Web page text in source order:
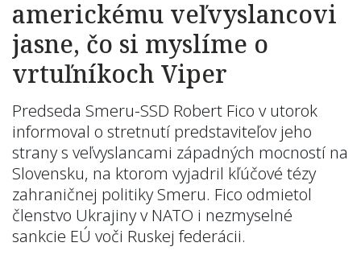
americkému veľvyslancovi
jasne, čo si myslíme o
vrtuľníkoch Viper
Predseda Smeru-SSD Robert Fico v utorok
informoval o stretnutí predstaviteľov jeho
strany s veľvyslancami západných mocností na
Slovensku, na ktorom vyjadril kľúčové tézy
zahraničnej politiky Smeru. Fico odmietol
členstvo Ukrajiny v NATO i nezmyselné
sankcie EÚ voči Ruskej federácii.